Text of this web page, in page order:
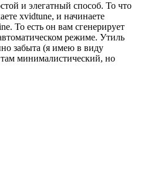
и элегатный способ. То что
xvidtune, и начинаете
То есть он вам сгенерирует
режиме. Утиль
забыта (я имею в виду
минималистический, но